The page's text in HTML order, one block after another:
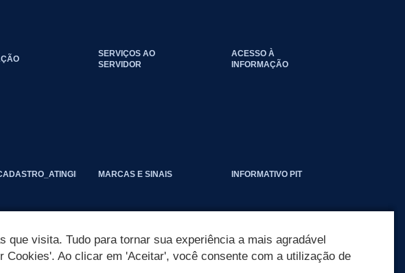
SERVIÇOS AO
SERVIDOR
ACESSO À
INFORMAÇÃO
MARCAS E SINAIS INFORMATIVO PIT
visita. Tudo para tornar sua experiência a mais agradável
Ao clicar em 'Aceitar', você consente com a utilização de